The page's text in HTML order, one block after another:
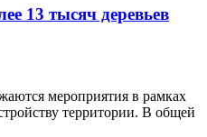
13 тысяч деревьев
мероприятия в рамках
территории. В общей